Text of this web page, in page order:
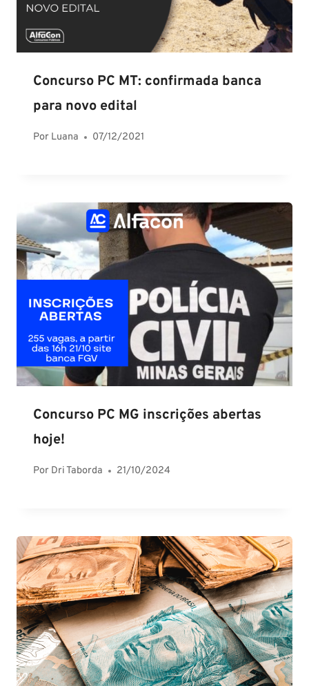
Concurso PC MT: confirmada banca
para novo edital
Por Luana 07/12/2021
Concurso PC MG inscrições abertas
hoje!
Por Dri Taborda 21/10/2024